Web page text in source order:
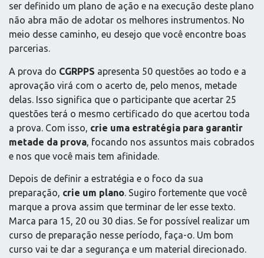
ser definido um plano de ação e na execução deste plano
não abra mão de adotar os melhores instrumentos. No
meio desse caminho, eu desejo que você encontre boas
parcerias.
A prova do CGRPPS apresenta 50 questões ao todo e a
aprovação virá com o acerto de, pelo menos, metade
delas. Isso significa que o participante que acertar 25
questões terá o mesmo certificado do que acertou toda
a prova. Com isso, crie uma estratégia para garantir
metade da prova , focando nos assuntos mais cobrados
e nos que você mais tem afinidade.
Depois de definir a estratégia e o foco da sua
preparação, crie um plano. Sugiro fortemente que você
marque a prova assim que terminar de ler esse texto.
Marca para 15, 20 ou 30 dias. Se for possível realizar um
curso de preparação nesse período, faça-o. Um bom
curso vai te dar a segurança e um material direcionado.